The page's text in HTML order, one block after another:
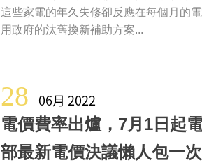
這些家電的年久失修卻反應在每個月的
用政府的汰舊換新補助方案...
28 06月 2022
電價費率出爐，7月1日起
部最新電價決議懶人包一